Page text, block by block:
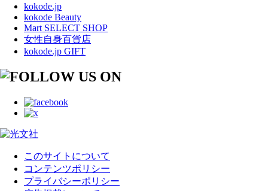
kokode.jp
kokode Beauty
Mart SELECT SHOP
女性自身百貨店
kokode.jp GIFT
このサイトについて
コンテンツポリシー
プライバシーポリシー